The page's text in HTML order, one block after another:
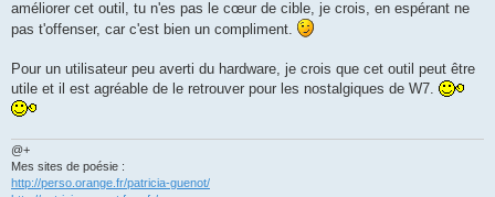
améliorer cet outil, tu n'es pas le cœur de cible, je crois, en espérant ne
pas t'offenser, car c'est bien un compliment.
Pour un utilisateur peu averti du hardware, je crois que cet outil peut être
utile et il est agréable de le retrouver pour les nostalgiques de W7.
@+
Mes sites de poésie :
http://perso.orange.fr/patricia-guenot/